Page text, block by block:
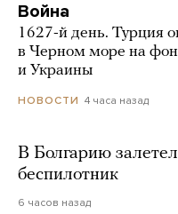
Война
1627-й день. Турция
в Черном море на
и Украины
НОВОСТИ 4 часа назад
В Болгарию
беспилотник
6 часов назад